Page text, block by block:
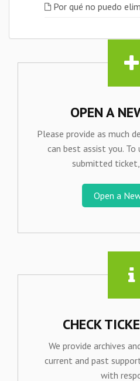
Por qué no puedo
OPEN A
Please provide as much
can best assist you.
submitted
Open a
CHECK
We provide archives
current and past
with